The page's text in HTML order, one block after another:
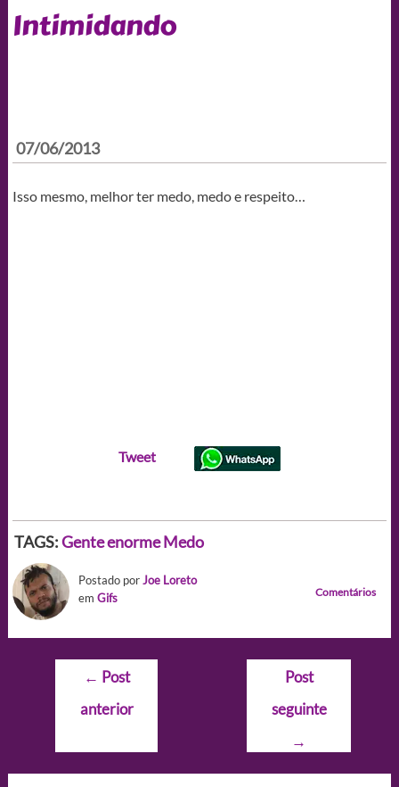
Intimidando
07/06/2013
Isso mesmo, melhor ter medo, medo e respeito…
Tweet
TAGS:Gente enormeMedo
Postado porJoe Loreto
em Gifs Comentários
Navegação
Post
← Post
anterior
Post
seguinte
→